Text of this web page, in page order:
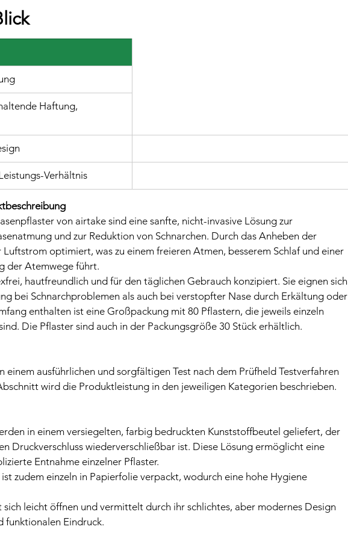
Haftung,
Verhältnis
von airtake sind eine sanfte, nicht-invasive Lösung zur
und zur Reduktion von Schnarchen. Durch das Anheben der
optimiert, was zu einem freieren Atmen, besserem Schlaf und einer
der Atemwege führt.
hautfreundlich und für den täglichen Gebrauch konzipiert. Sie eignen sich
bei Schnarchproblemen als auch bei verstopfter Nase durch Erkältung oder
enthalten ist eine Großpackung mit 80 Pflastern, die jeweils einzeln
Die Pflaster sind auch in der Packungsgröße 30 Stück erhältlich.
einem ausführlichen und sorgfältigen Test nach dem Prüfheld Testverfahren
wird die Produktleistung in den jeweiligen Kategorien beschrieben.
in einem versiegelten, farbig bedruckten Kunststoffbeutel geliefert, der
Druckverschluss wiederverschließbar ist. Diese Lösung ermöglicht eine
Entnahme einzelner Pflaster.
zudem einzeln in Papierfolie verpackt, wodurch eine hohe Hygiene
sich leicht öffnen und vermittelt durch ihr schlichtes, aber modernes Design
funktionalen Eindruck.